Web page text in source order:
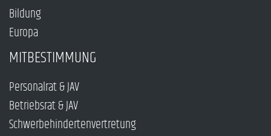
Bildung
Europa
MITBESTIMMUNG
Personalrat & JAV
Betriebsrat & JAV
Schwerbehindertenvertretung